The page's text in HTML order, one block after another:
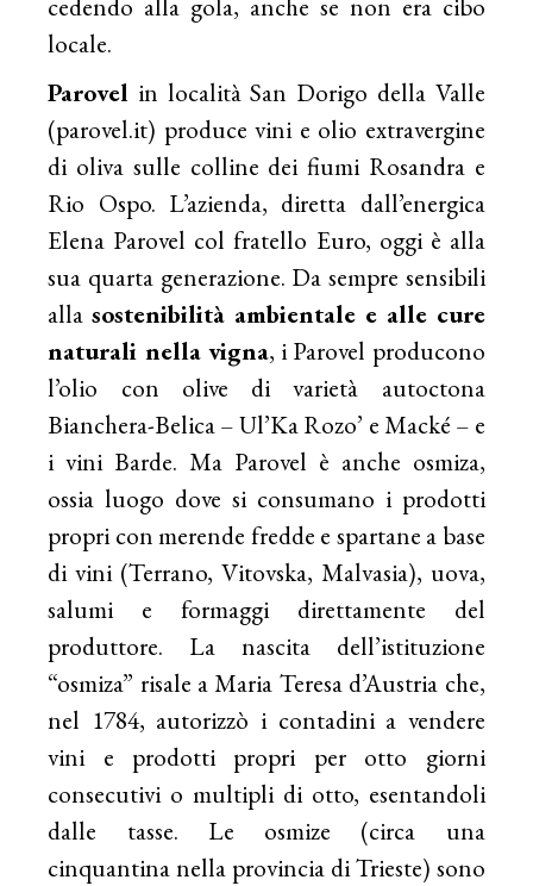
locale.
Parovel in località San Dorigo della Valle
(parovel.it) produce vini e olio extravergine
di oliva sulle colline dei fiumi Rosandra e
Rio Ospo. L’azienda, diretta dall’energica
Elena Parovel col fratello Euro, oggi è alla
sua quarta generazione. Da sempre sensibili
allasostenibilità ambientale e alle cure
naturali nella vigna, i Parovel producono
l’olio con olive di varietà autoctona
Bianchera-Belica – Ul’Ka Rozo’ e Macké – e
i vini Barde. Ma Parovel è anche osmiza,
ossia luogo dove si consumano i prodotti
propri con merende fredde e spartane a base
di vini (Terrano, Vitovska, Malvasia), uova,
salumi e formaggi direttamente del
produttore. La nascita dell’istituzione
“osmiza” risale a Maria Teresa d’Austria che,
nel 1784, autorizzò i contadini a vendere
vini e prodotti propri per otto giorni
consecutivi o multipli di otto, esentandoli
dalle tasse. Le osmize (circa una
cinquantina nella provincia di Trieste) sono